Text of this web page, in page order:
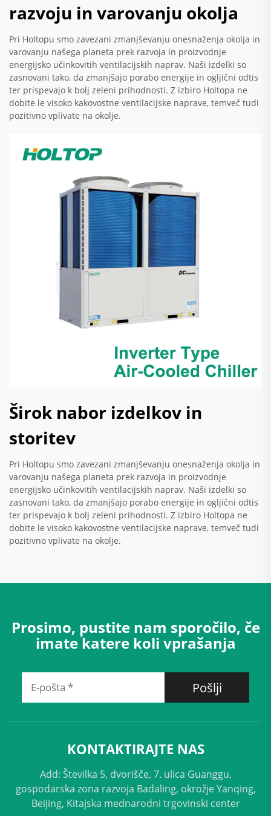
razvoju in varovanju okolja
Pri Holtopu smo zavezani zmanjševanju onesnaženja okolja in
varovanju našega planeta prek razvoja in proizvodnje
energijsko učinkovitih ventilacijskih naprav. Naši izdelki so
zasnovani tako, da zmanjšajo porabo energije in ogljični odtis
ter prispevajo k bolj zeleni prihodnosti. Z izbiro Holtopa ne
dobite le visoko kakovostne ventilacijske naprave, temveč tudi
pozitivno vplivate na okolje.
Širok nabor izdelkov in
storitev
Pri Holtopu smo zavezani zmanjševanju onesnaženja okolja in
varovanju našega planeta prek razvoja in proizvodnje
energijsko učinkovitih ventilacijskih naprav. Naši izdelki so
zasnovani tako, da zmanjšajo porabo energije in ogljični odtis
ter prispevajo k bolj zeleni prihodnosti. Z izbiro Holtopa ne
dobite le visoko kakovostne ventilacijske naprave, temveč tudi
pozitivno vplivate na okolje.
Prosimo, pustite nam sporočilo, če
imate katere koli vprašanja
Pošlji
KONTAKTIRAJTE NAS
Add: Številka 5, dvorišče, 7. ulica Guanggu,
gospodarska zona razvoja Badaling, okrožje Yanqing,
Beijing, Kitajska mednarodni trgovinski center